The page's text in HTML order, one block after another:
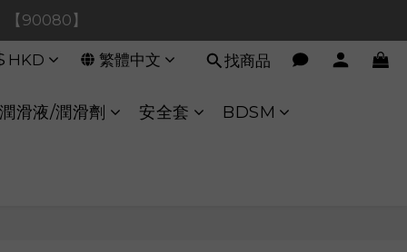
90080】
90080】
】
至 11:00 暫停交易
HKD 繁體中文 找商品
潤滑液/潤滑劑 安全套 BDSM